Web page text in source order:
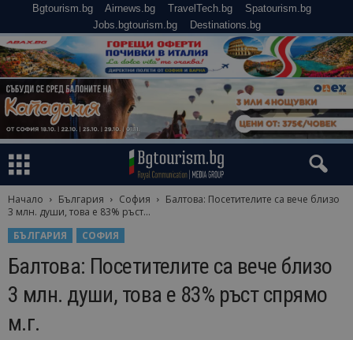
Bgtourism.bg Airnews.bg TravelTech.bg
Spatourism.bg
Jobs.bgtourism.bg
Destinations.bg
Начало България София
Балтова: Посетителите са вече близо
3 млн. души, това е 83% ръст...
БЪЛГАРИЯ
СОФИЯ
Балтова: Посетителите са вече близо
3 млн. души, това е 83% ръст спрямо
м.г.